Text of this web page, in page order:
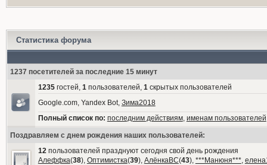
Статистика форума
1237 посетителей за последние 15 минут
1235гостей, 1пользователей, 1скрытых пользователей
Google.com, Yandex Bot, Зима2018
Полный список по: последним действиям, именам пользователей
Поздравляем с днем рождения наших пользователей:
12пользователей празднуют сегодня свой день рождения
Алеффка(38), Оптимистка(39), АлёнкаВС(43), ***Манюня***,